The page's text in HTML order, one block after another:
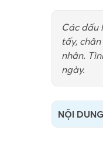
Các dấu
tấy,
nhân.
ngày.
NỘI